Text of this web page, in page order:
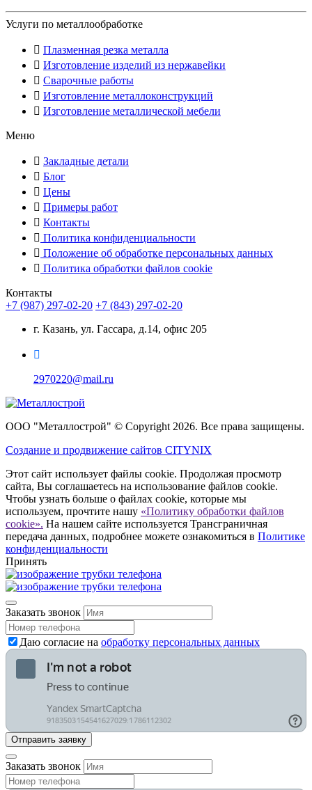
Услуги по металлообработке
Плазменная резка металла
Изготовление изделий из нержавейки
Сварочные работы
Изготовление металлоконструкций
Изготовление металлической мебели
Меню
Закладные детали
Блог
Цены
Примеры работ
Контакты
Политика конфиденциальности
Положение об обработке персональных данных
Политика обработки файлов cookie
Контакты
+7 (987) 297-02-20 +7 (843) 297-02-20
г. Казань, ул. Гассара, д.14, офис 205
2970220@mail.ru
ООО "Металлострой" © Copyright 2026. Все права защищены.
Создание и продвижение сайтов CITYNIX
Этот сайт использует файлы cookie. Продолжая просмотр
сайта, Вы соглашаетесь на использование файлов cookie.
Чтобы узнать больше о файлах cookie, которые мы
используем, прочтите нашу «Политику обработки файлов
cookie». На нашем сайте используется Трансграничная
передача данных, подробнее можете ознакомиться в Политике
конфиденциальности
Принять
Заказать звонок
Даю согласие на обработку персональных данных
Заказать звонок